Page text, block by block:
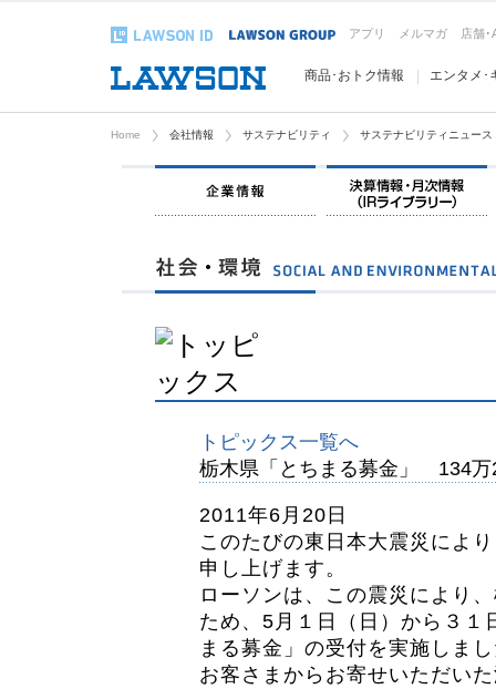
アプリ メルマガ 店舗･
商品･おトク情報 エンタメ･
Home 会社情報 サステナビリティ サステナビリティニュース
企業情報
トピックス一覧へ
栃木県「とちまる募金」 134万
2011年6月20日
このたびの東日本大震災によ
申し上げます。
ローソンは、この震災により
ため、5月１日（日）から３１
まる募金」の受付を実施しま
お客さまからお寄せいただい